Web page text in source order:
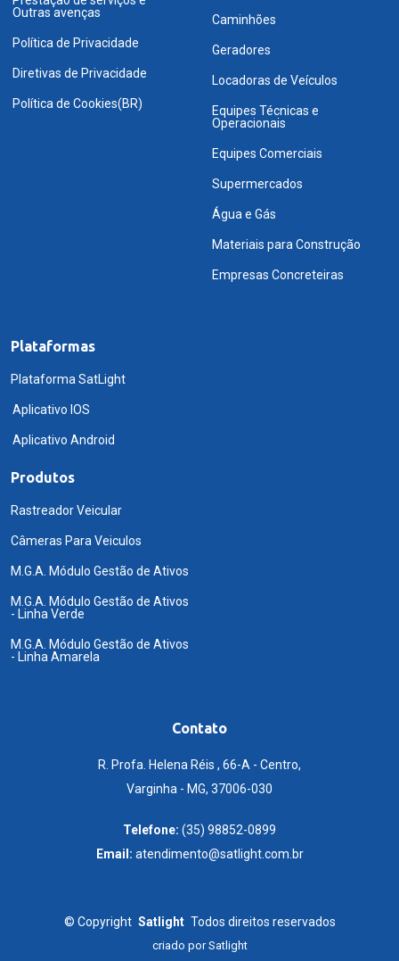
Outras avenças
Política de Privacidade
Diretivas de Privacidade
Política de Cookies(BR)
Caminhões
Geradores
Locadoras de Veículos
Equipes Técnicas e
Operacionais
Equipes Comerciais
Supermercados
Água e Gás
Materiais para Construção
Empresas Concreteiras
Plataformas
Plataforma SatLight
Aplicativo IOS
Aplicativo Android
Produtos
Rastreador Veicular
Câmeras Para Veiculos
M.G.A. Módulo Gestão de Ativos
M.G.A. Módulo Gestão de Ativos
- Linha Verde
M.G.A. Módulo Gestão de Ativos
- Linha Amarela
Contato
R. Profa. Helena Réis , 66-A - Centro,
Varginha - MG, 37006-030
Telefone: (35) 98852-0899
Email: atendimento@satlight.com.br
© Copyright Satlight Todos direitos reservados
criado porSatlight